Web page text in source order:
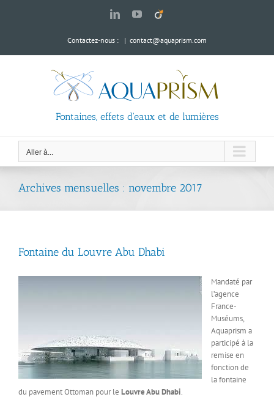
LinkedInYouTube
Viadeo
Contactez-nous : | contact@aquaprism.com
Fontaines, effets d'eaux et de lumières
Aller à...
Archives mensuelles : novembre 2017
Fontaine du Louvre Abu Dhabi
Mandaté par
l’agence
France-
Muséums,
Aquaprism a
participé à la
remise en
fonction de
la fontaine
du pavement Ottoman pour le Louvre Abu Dhabi.